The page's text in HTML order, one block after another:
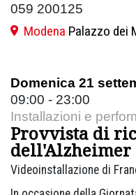
059 200125
Modena Palazzo dei
Domenica 21
09:00 - 23:00
Installazioni e
Provvista di
dell'Alzheimer
Videoinstallazione di